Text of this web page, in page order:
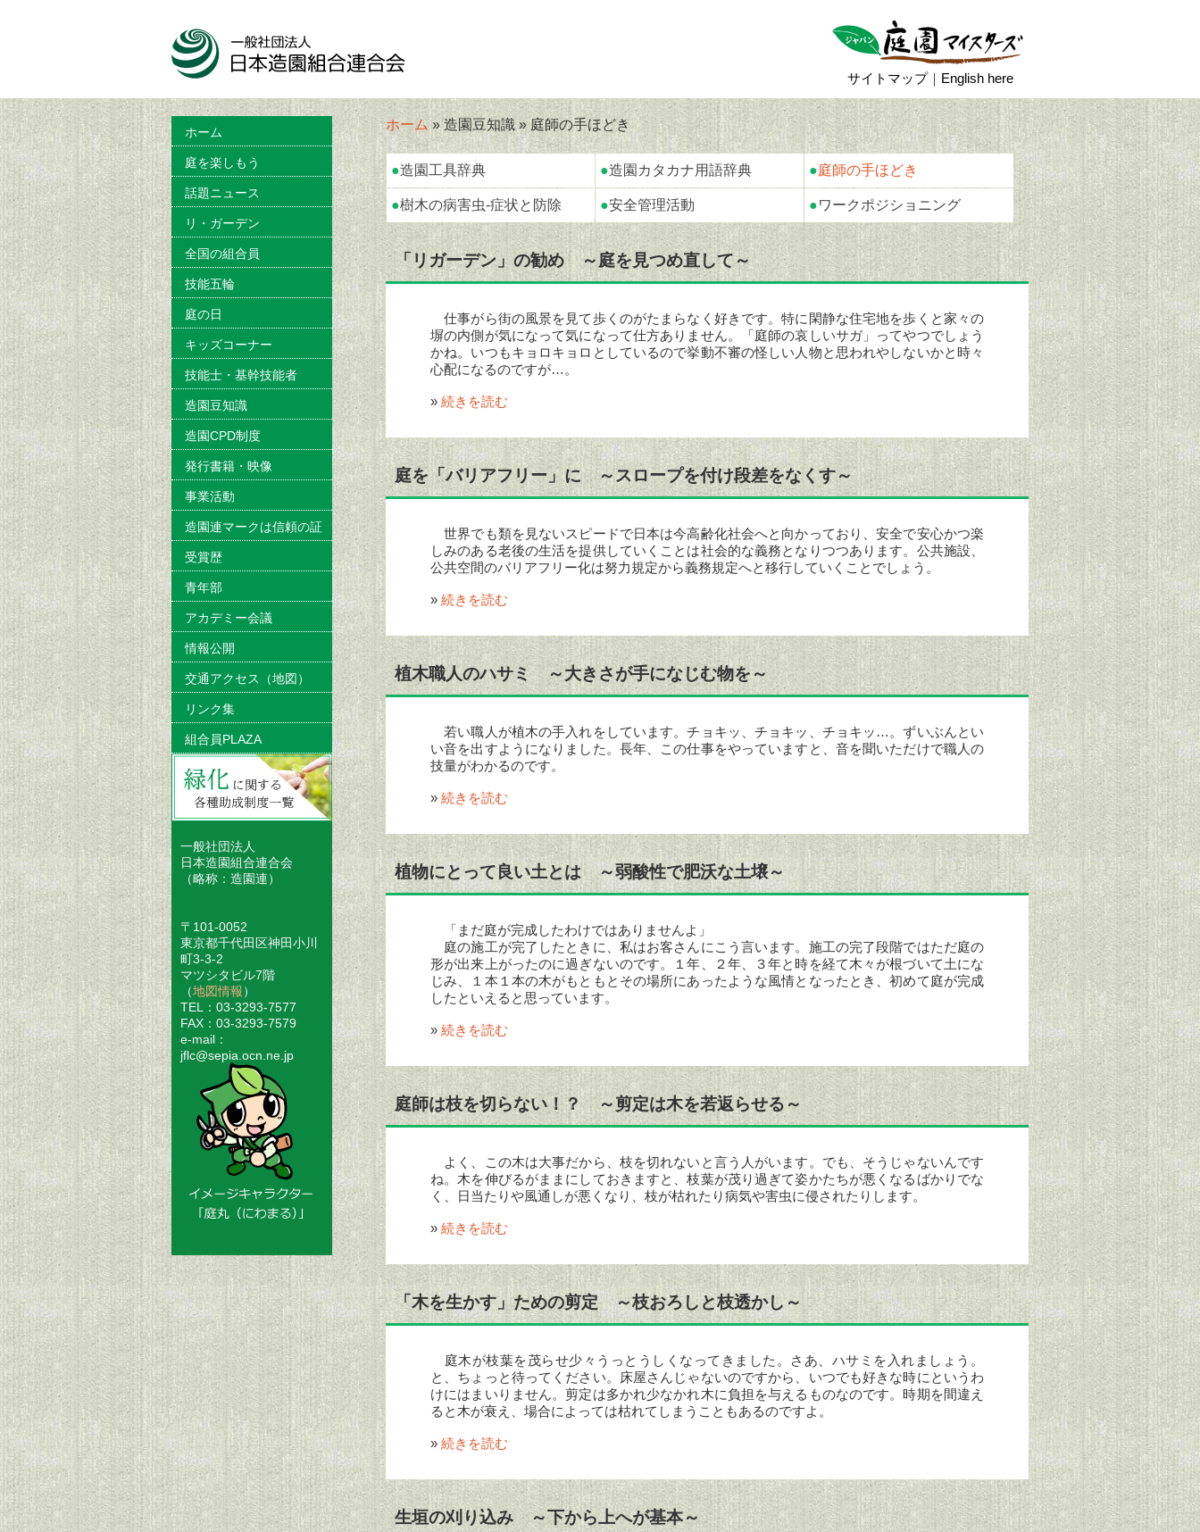
サイトマップ｜ English here
ホーム» 造園豆知識 » 庭師の手ほどき
●造園工具辞典 ●造園カタカナ用語辞典 ●庭師の手ほどき
●樹木の病害虫-症状と防除 ●安全管理活動 ●ワークポジショニング
「リガーデン」の勧め ～庭を見つめ直して～
仕事がら街の風景を見て歩くのがたまらなく好きです。特に閑静な住宅地を歩くと家々の
塀の内側が気になって気になって仕方ありません。「庭師の哀しいサガ」ってやつでしょう
かね。いつもキョロキョロとしているので挙動不審の怪しい人物と思われやしないかと時々
心配になるのですが…。
» 続きを読む
庭を「バリアフリー」に ～スロープを付け段差をなくす～
世界でも類を見ないスピードで日本は今高齢化社会へと向かっており、安全で安心かつ楽
しみのある老後の生活を提供していくことは社会的な義務となりつつあります。公共施設、
公共空間のバリアフリー化は努力規定から義務規定へと移行していくことでしょう。
» 続きを読む
植木職人のハサミ ～大きさが手になじむ物を～
若い職人が植木の手入れをしています。チョキッ、チョキッ、チョキッ…。ずいぶんとい
い音を出すようになりました。長年、この仕事をやっていますと、音を聞いただけで職人の
技量がわかるのです。
» 続きを読む
植物にとって良い土とは ～弱酸性で肥沃な土壌～
「まだ庭が完成したわけではありませんよ」
庭の施工が完了したときに、私はお客さんにこう言います。施工の完了段階ではただ庭の
形が出来上がったのに過ぎないのです。１年、２年、３年と時を経て木々が根づいて土にな
じみ、１本１本の木がもともとその場所にあったような風情となったとき、初めて庭が完成
したといえると思っています。
» 続きを読む
庭師は枝を切らない！？ ～剪定は木を若返らせる～
よく、この木は大事だから、枝を切れないと言う人がいます。でも、そうじゃないんです
ね。木を伸びるがままにしておきますと、枝葉が茂り過ぎて姿かたちが悪くなるばかりでな
く、日当たりや風通しが悪くなり、枝が枯れたり病気や害虫に侵されたりします。
» 続きを読む
「木を生かす」ための剪定 ～枝おろしと枝透かし～
庭木が枝葉を茂らせ少々うっとうしくなってきました。さあ、ハサミを入れましょう。
と、ちょっと待ってください。床屋さんじゃないのですから、いつでも好きな時にというわ
けにはまいりません。剪定は多かれ少なかれ木に負担を与えるものなのです。時期を間違え
ると木が衰え、場合によっては枯れてしまうこともあるのですよ。
» 続きを読む
生垣の刈り込み ～下から上へが基本～
ホーム
庭を楽しもう
話題ニュース
リ・ガーデン
全国の組合員
技能五輪
庭の日
キッズコーナー
技能士・基幹技能者
造園豆知識
造園CPD制度
発行書籍・映像
事業活動
造園連マークは信頼の証
受賞歴
青年部
アカデミー会議
情報公開
交通アクセス（地図）
リンク集
組合員PLAZA
一般社団法人
日本造園組合連合会
（略称：造園連）
〒101-0052
東京都千代田区神田小川
町3-3-2
マツシタビル7階
（地図情報）
TEL：03-3293-7577
FAX：03-3293-7579
e-mail：
jflc@sepia.ocn.ne.jp